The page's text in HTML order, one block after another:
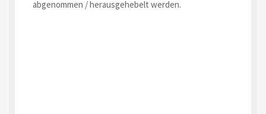
abgenommen / herausgehebelt werden.